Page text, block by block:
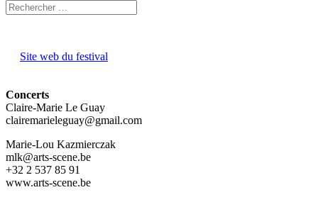
Site web du festival
Concerts
Claire-Marie Le Guay
clairemarieleguay@gmail.com
Marie-Lou Kazmierczak
mlk@arts-scene.be
+32 2 537 85 91
www.arts-scene.be